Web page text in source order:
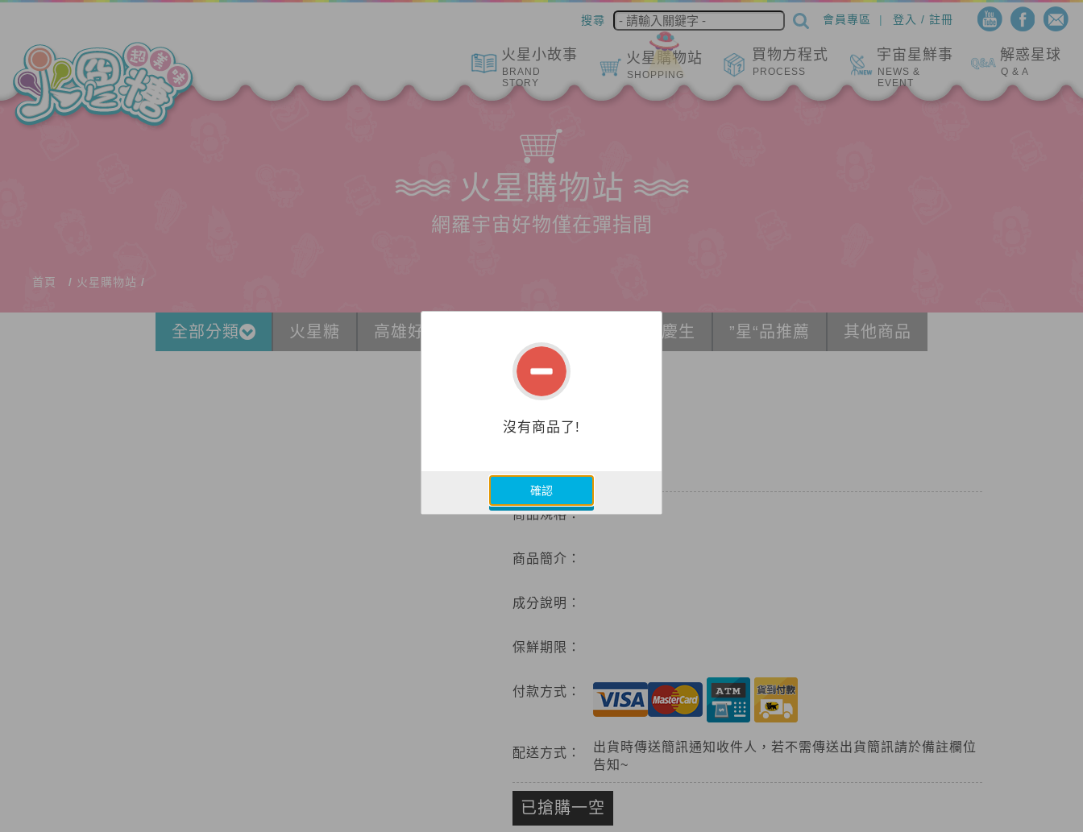
會員專區 登入 / 註冊
搜尋
解惑星球
Q & A
宇宙星鮮事
NEWS &
EVENT
買物方程式
PROCESS
火星購物站
SHOPPING
火星小故事
BRAND
STORY
火星購物站
網羅宇宙好物僅在彈指間
首頁 火星購物站
全部分類 火星糖 高雄好物推薦 派對、慶生 ”星“品推薦 其他商品
商品規格：
商品簡介：
成分說明：
保鮮期限：
付款方式：
配送方式：
出貨時傳送簡訊通知收件人，若不需傳送出貨簡訊請於備註欄位
告知~
已搶購一空
沒有商品了!
確認